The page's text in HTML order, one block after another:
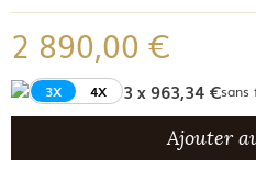
2 890,00 €
3X 4X 3 x 963,34 €sans
Ajouter